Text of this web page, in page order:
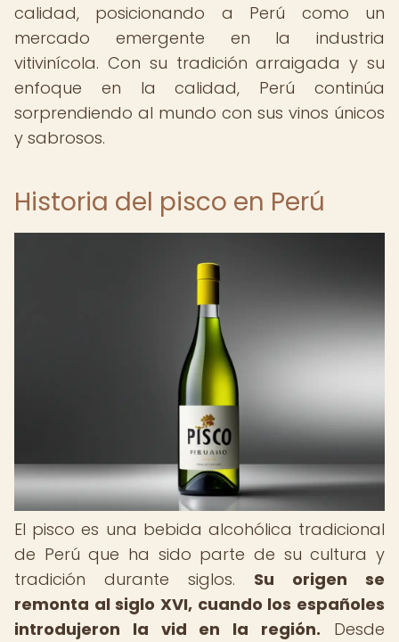
calidad, posicionando a Perú como un
mercado emergente en la industria
vitivinícola. Con su tradición arraigada y su
enfoque en la calidad, Perú continúa
sorprendiendo al mundo con sus vinos únicos
y sabrosos.
Historia del pisco en Perú
El pisco es una bebida alcohólica tradicional
de Perú que ha sido parte de su cultura y
tradición durante siglos. Su origen se
remonta al siglo XVI, cuando los españoles
introdujeron la vid en la región. Desde